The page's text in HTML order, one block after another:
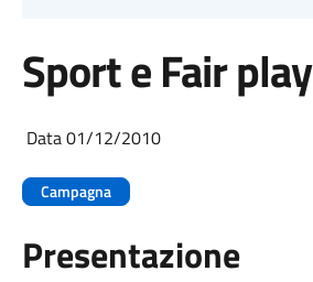
Sport e Fair play
Data 01/12/2010
Campagna
Presentazione